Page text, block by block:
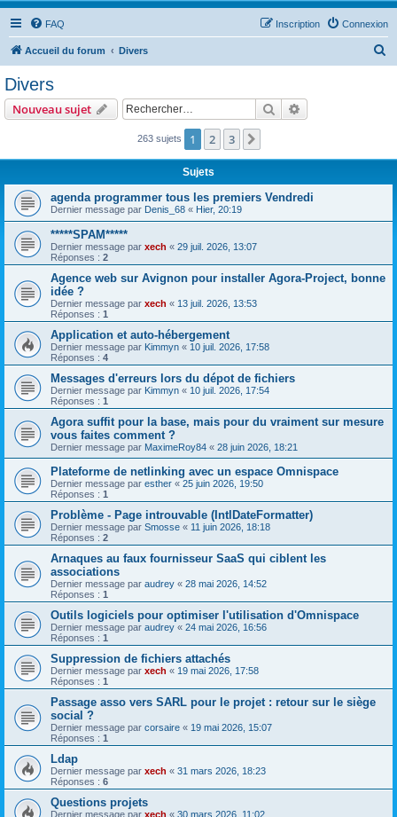
FAQ Connexion
Inscription
Accueil du forum Divers
e
Divers
Nouveau sujet Rechercher
263 sujets 1 2 3
Sujets
agenda programmer tous les premiers Vendredi
Dernier message par Denis_68 « Hier, 20:19
*****SPAM*****
Dernier message par xech « 29 juil. 2026, 13:07
Réponses : 2
Agence web sur Avignon pour installer Agora-Project, bonne
idée ?
Dernier message par xech « 13 juil. 2026, 13:53
Réponses : 1
Application et auto-hébergement
Dernier message par Kimmyn « 10 juil. 2026, 17:58
Réponses : 4
Messages d'erreurs lors du dépot de fichiers
Dernier message par Kimmyn « 10 juil. 2026, 17:54
Réponses : 1
Agora suffit pour la base, mais pour du vraiment sur mesure
vous faites comment ?
Dernier message par MaximeRoy84 « 28 juin 2026, 18:21
Plateforme de netlinking avec un espace Omnispace
Dernier message par esther « 25 juin 2026, 19:50
Réponses : 1
Problème - Page introuvable (IntlDateFormatter)
Dernier message par Smosse « 11 juin 2026, 18:18
Réponses : 2
Arnaques au faux fournisseur SaaS qui ciblent les
associations
Dernier message par audrey « 28 mai 2026, 14:52
Réponses : 1
Outils logiciels pour optimiser l'utilisation d'Omnispace
Dernier message par audrey « 24 mai 2026, 16:56
Réponses : 1
Suppression de fichiers attachés
Dernier message par xech « 19 mai 2026, 17:58
Réponses : 1
Passage asso vers SARL pour le projet : retour sur le siège
social ?
Dernier message par corsaire « 19 mai 2026, 15:07
Réponses : 1
Ldap
Dernier message par xech « 31 mars 2026, 18:23
Réponses : 6
Questions projets
Dernier message par xech « 30 mars 2026, 11:02